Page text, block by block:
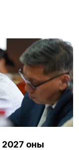
2027 оны